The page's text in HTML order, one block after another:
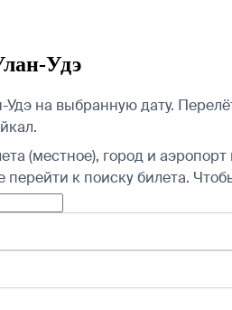
Удэ
на выбранную дату.
(местное), город и
перейти к поиску билета.